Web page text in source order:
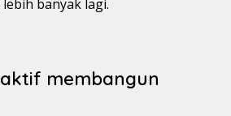
banyak lagi.
membangun